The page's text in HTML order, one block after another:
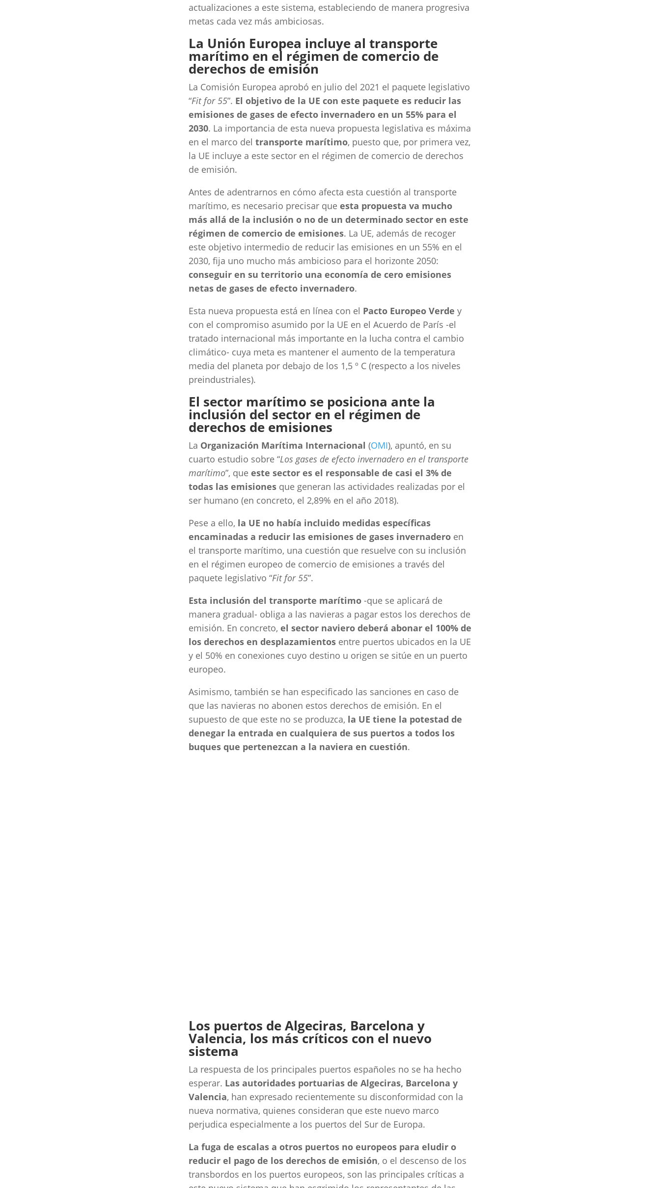
actualizaciones a este sistema, estableciendo de manera progresiva
metas cada vez más ambiciosas.
La Unión Europea incluye al transporte
marítimo en el régimen de comercio de
derechos de emisión
La Comisión Europea aprobó en julio del 2021 el paquete legislativo
“Fit for 55”. El objetivo de la UE con este paquete es reducir las
emisiones de gases de efecto invernadero en un 55% para el
2030. La importancia de esta nueva propuesta legislativa es máxima
en el marco del transporte marítimo, puesto que, por primera vez,
la UE incluye a este sector en el régimen de comercio de derechos
de emisión.
Antes de adentrarnos en cómo afecta esta cuestión al transporte
marítimo, es necesario precisar que esta propuesta va mucho
más allá de la inclusión o no de un determinado sector en este
régimen de comercio de emisiones. La UE, además de recoger
este objetivo intermedio de reducir las emisiones en un 55% en el
2030, fija uno mucho más ambicioso para el horizonte 2050:
conseguir en su territorio una economía de cero emisiones
netas de gases de efecto invernadero.
Esta nueva propuesta está en línea con el Pacto Europeo Verde y
con el compromiso asumido por la UE en el Acuerdo de París -el
tratado internacional más importante en la lucha contra el cambio
climático- cuya meta es mantener el aumento de la temperatura
media del planeta por debajo de los 1,5 º C (respecto a los niveles
preindustriales).
El sector marítimo se posiciona ante la
inclusión del sector en el régimen de
derechos de emisiones
La Organización Marítima Internacional (OMI), apuntó, en su
cuarto estudio sobre “Los gases de efecto invernadero en el transporte
marítimo”, que este sector es el responsable de casi el 3% de
todas las emisiones que generan las actividades realizadas por el
ser humano (en concreto, el 2,89% en el año 2018).
Pese a ello, la UE no había incluido medidas específicas
encaminadas a reducir las emisiones de gases invernadero en
el transporte marítimo, una cuestión que resuelve con su inclusión
en el régimen europeo de comercio de emisiones a través del
paquete legislativo “Fit for 55”.
Esta inclusión del transporte marítimo -que se aplicará de
manera gradual- obliga a las navieras a pagar estos los derechos de
emisión. En concreto, el sector naviero deberá abonar el 100% de
los derechos en desplazamientos entre puertos ubicados en la UE
y el 50% en conexiones cuyo destino u origen se sitúe en un puerto
europeo.
Asimismo, también se han especificado las sanciones en caso de
que las navieras no abonen estos derechos de emisión. En el
supuesto de que este no se produzca, la UE tiene la potestad de
denegar la entrada en cualquiera de sus puertos a todos los
buques que pertenezcan a la naviera en cuestión.
Los puertos de Algeciras, Barcelona y
Valencia, los más críticos con el nuevo
sistema
La respuesta de los principales puertos españoles no se ha hecho
esperar. Las autoridades portuarias de Algeciras, Barcelona y
Valencia, han expresado recientemente su disconformidad con la
nueva normativa, quienes consideran que este nuevo marco
perjudica especialmente a los puertos del Sur de Europa.
La fuga de escalas a otros puertos no europeos para eludir o
reducir el pago de los derechos de emisión, o el descenso de los
transbordos en los puertos europeos, son las principales críticas a